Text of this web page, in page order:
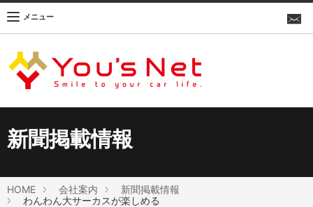
メニュー
新聞掲載情報
HOME 会社案内
新聞掲載情報
わんわん大サーカスが楽しめる